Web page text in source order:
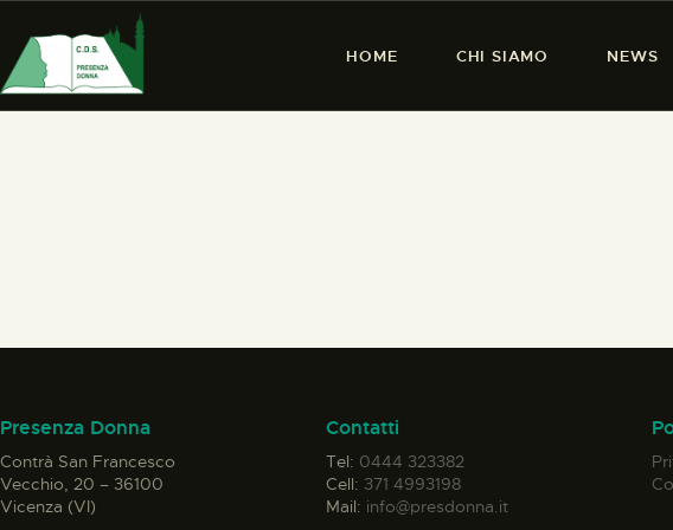
HOME CHI SIAMO NEWS
ELISA
Presenza Donna
Contrà San Francesco
Vecchio, 20 – 36100
Vicenza (VI)
Contatti
Tel: 0444 323382
Cell: 371 4993198
Mail: info@presdonna.it